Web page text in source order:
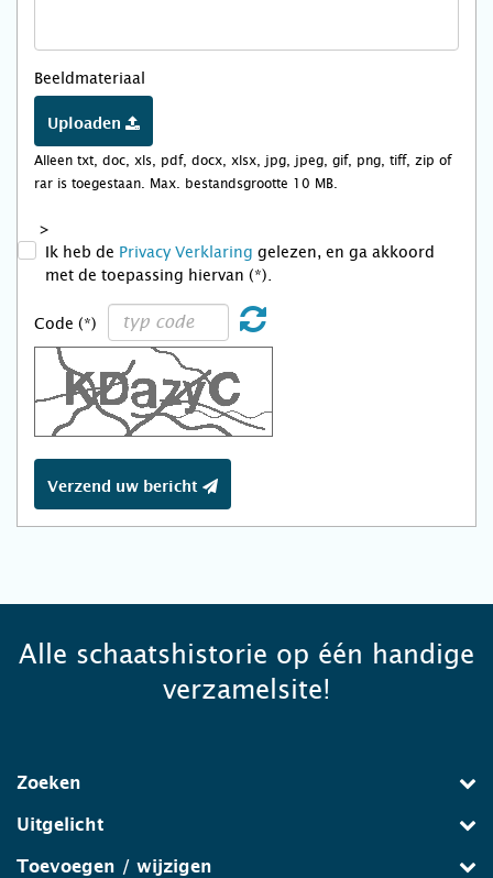
Beeldmateriaal
Uploaden
Alleen txt, doc, xls, pdf, docx, xlsx, jpg, jpeg, gif, png, tiff, zip of
rar is toegestaan. Max. bestandsgrootte 10 MB.
>
Ik heb de Privacy Verklaring gelezen, en ga akkoord
met de toepassing hiervan (*).
Code (*)
Verzend uw bericht
Alle schaatshistorie op één handige
verzamelsite!
Zoeken
Uitgelicht
Toevoegen / wijzigen